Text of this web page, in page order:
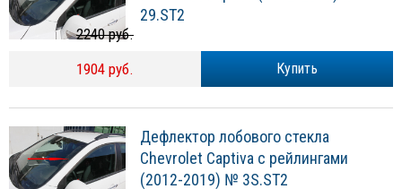
29.ST2
Купить
2240 руб.
1904 руб.
Дефлектор лобового стекла
Chevrolet Captiva с рейлингами
(2012-2019) № 3S.ST2